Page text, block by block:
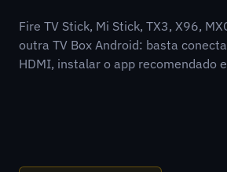
Fire TV Stick, Mi Stick, TX3, X96,
outra TV Box Android: basta
HDMI, instalar o app recomendado